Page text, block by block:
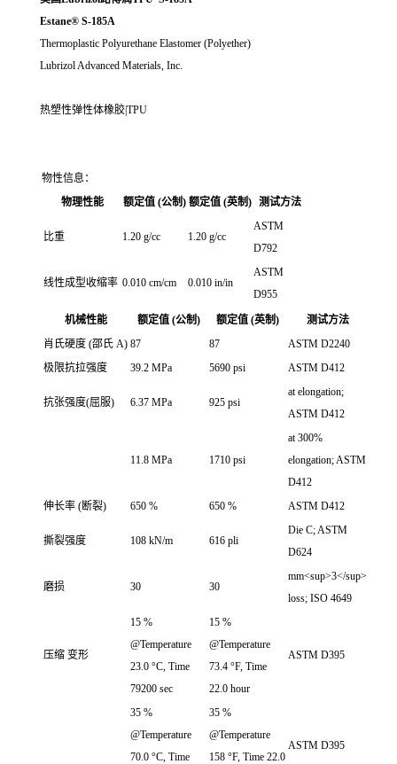
Estane® S-185A
Thermoplastic Polyurethane Elastomer (Polyether)
Lubrizol Advanced Materials, Inc.
热塑性弹性体橡胶|TPU
物性信息：
物理性能
额定值 (公制) 额定值 (英制) 测试方法
比重 1.20 g/cc 1.20 g/cc
ASTM
D792
线性成型收缩率 0.010 cm/cm 0.010 in/in
ASTM
D955
机械性能 额定值 (公制) 额定值 (英制)
测试方法
肖氏硬度 (邵氏 A) 87 87
ASTM D2240
极限抗拉强度
39.2 MPa 5690 psi ASTM D412
抗张强度(屈服) 6.37 MPa 925 psi
at elongation;
ASTM D412
11.8 MPa 1710 psi
at 300%
elongation; ASTM
D412
伸长率 (断裂)
650 % 650 % ASTM D412
撕裂强度 108 kN/m 616 pli
Die C; ASTM
D624
磨损 30 30
mm<sup>3</sup>
loss; ISO 4649
压缩 变形
15 %
@Temperature
23.0 °C, Time
79200 sec
15 %
@Temperature
73.4 °F, Time
22.0 hour
ASTM D395
35 %
@Temperature
70.0 °C, Time
35 %
@Temperature
158 °F, Time 22.0
ASTM D395